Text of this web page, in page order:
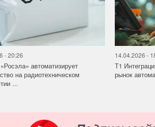
- 20:26
автоматизирует
на радиотехническом
...
14.04.2026 -
Т1
рынок